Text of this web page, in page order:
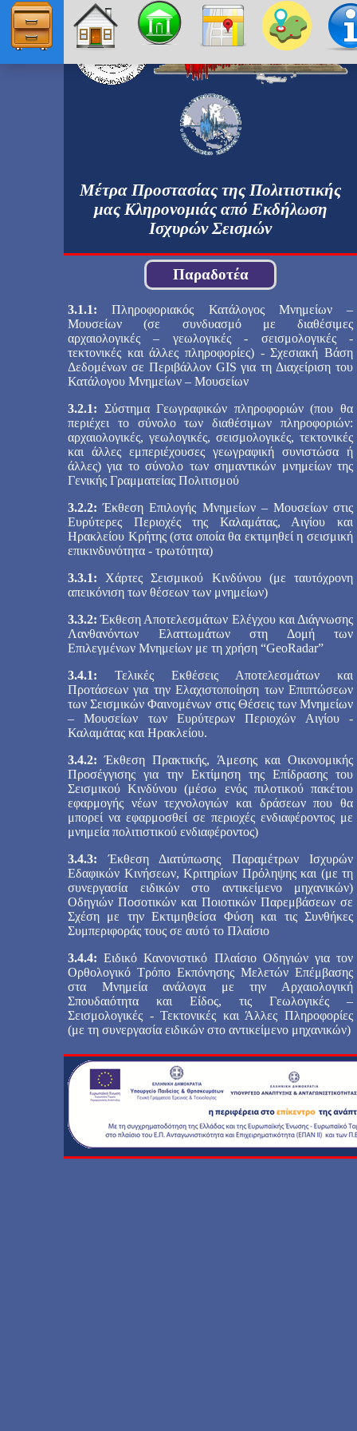
ΑΣΠΙΔΑ
ΜΝΗΜΕΙΑ
ΧΑΡΤΗΣ
ΠΑΡΑΔΟΤΕΑ
Μέτρα Προστασίας της Πολιτιστικής
μας Κληρονομιάς από Εκδήλωση
Ισχυρών Σεισμών
Παραδοτέα
3.1.1: Πληροφοριακός Κατάλογος Μνημείων –
Μουσείων (σε συνδυασμό με διαθέσιμες
αρχαιολογικές – γεωλογικές - σεισμολογικές -
τεκτονικές και άλλες πληροφορίες) - Σχεσιακή Βάση
Δεδομένων σε Περιβάλλον GIS για τη Διαχείριση του
Κατάλογου Μνημείων – Μουσείων
3.2.1: Σύστημα Γεωγραφικών πληροφοριών (που θα
περιέχει το σύνολο των διαθέσιμων πληροφοριών:
αρχαιολογικές, γεωλογικές, σεισμολογικές, τεκτονικές
και άλλες εμπεριέχουσες γεωγραφική συνιστώσα ή
άλλες) για το σύνολο των σημαντικών μνημείων της
Γενικής Γραμματείας Πολιτισμού
3.2.2: Έκθεση Επιλογής Mνημείων – Mουσείων στις
Eυρύτερες Περιοχές της Καλαμάτας, Αιγίου και
Ηρακλείου Κρήτης (στα οποία θα εκτιμηθεί η σεισμική
επικινδυνότητα - τρωτότητα)
3.3.1: Χάρτες Σεισμικού Κινδύνου (με ταυτόχρονη
απεικόνιση των θέσεων των μνημείων)
3.3.2: Έκθεση Αποτελεσμάτων Ελέγχου και Διάγνωσης
Λανθανόντων Ελαττωμάτων στη Δομή των
Επιλεγμένων Μνημείων με τη χρήση “GeoRadar”
3.4.1: Τελικές Εκθέσεις Αποτελεσμάτων και
Προτάσεων για την Ελαχιστοποίηση των Επιπτώσεων
των Σεισμικών Φαινομένων στις Θέσεις των Μνημείων
– Μουσείων των Ευρύτερων Περιοχών Αιγίου -
Καλαμάτας και Ηρακλείου.
3.4.2: Έκθεση Πρακτικής, Άμεσης και Οικονομικής
Προσέγγισης για την Εκτίμηση της Επίδρασης του
Σεισμικού Κινδύνου (μέσω ενός πιλοτικού πακέτου
εφαρμογής νέων τεχνολογιών και δράσεων που θα
μπορεί να εφαρμοσθεί σε περιοχές ενδιαφέροντος με
μνημεία πολιτιστικού ενδιαφέροντος)
3.4.3: Έκθεση Διατύπωσης Παραμέτρων Ισχυρών
Εδαφικών Κινήσεων, Κριτηρίων Πρόληψης και (με τη
συνεργασία ειδικών στο αντικείμενο μηχανικών)
Οδηγιών Ποσοτικών και Ποιοτικών Παρεμβάσεων σε
Σχέση με την Εκτιμηθείσα Φύση και τις Συνθήκες
Συμπεριφοράς τους σε αυτό το Πλαίσιο
3.4.4: Ειδικό Κανονιστικό Πλαίσιο Οδηγιών για τον
Ορθολογικό Τρόπο Εκπόνησης Μελετών Επέμβασης
στα Μνημεία ανάλογα με την Αρχαιολογική
Σπουδαιότητα και Είδος, τις Γεωλογικές –
Σεισμολογικές - Τεκτονικές και Άλλες Πληροφορίες
(με τη συνεργασία ειδικών στο αντικείμενο μηχανικών)